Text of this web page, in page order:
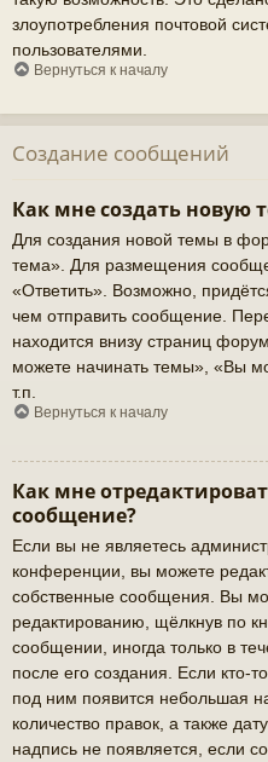
злоупотребления почтовой
пользователями.
Вернуться к началу
Создание сообщений
Как мне создать новую
Для создания новой темы в
тема». Для размещения
«Ответить». Возможно,
чем отправить сообщение.
находится внизу страниц
можете начинать темы», «Вы
т.п.
Вернуться к началу
Как мне
сообщение?
Если вы не являетесь
конференции, вы можете
собственные сообщения. Вы
редактированию, щёлкнув по
сообщении, иногда только в
после его создания. Если кто-
под ним появится небольшая
количество правок, а также
надпись не появляется, если